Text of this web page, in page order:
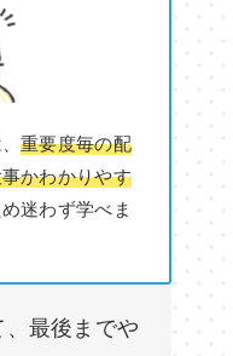
重要度毎の配
かわかりやす
迷わず学べま
最後までや